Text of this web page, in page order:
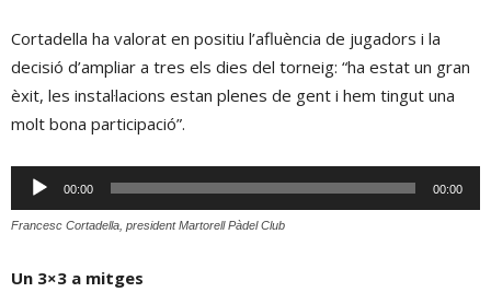
Cortadella ha valorat en positiu l’afluència de jugadors i la
decisió d’ampliar a tres els dies del torneig: “ha estat un gran
èxit, les instal·lacions estan plenes de gent i hem tingut una
molt bona participació”.
Reproductor
d'àudio
00:00 00:00
Francesc Cortadella, president Martorell Pàdel Club
Un 3×3 a mitges